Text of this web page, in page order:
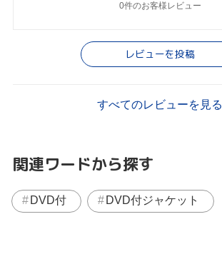
0件のお客様レビュー
レビューを投稿
すべてのレビューを見る
関連ワードから探す
DVD付 DVD付ジャケット